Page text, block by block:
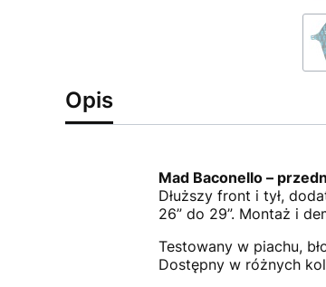
Opis
Mad Baconello –
Dłuższy front i tył,
26” do 29”. Montaż i
Testowany w piachu,
Dostępny w różnych